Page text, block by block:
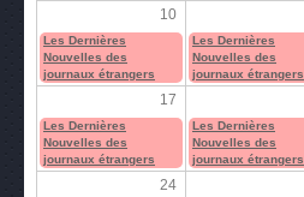
10
Les Dernières
Nouvelles des
journaux étrangers
Les Dernières
Nouvelles des
journaux étrangers
17
Les Dernières
Nouvelles des
journaux étrangers
Les Dernières
Nouvelles des
journaux étrangers
24